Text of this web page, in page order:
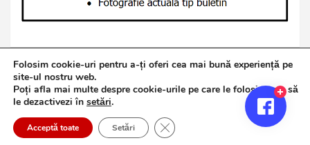
Copyright © 2026Jurnalul de Brăila
Politică de confidențialitate
Theme Horse
Proudly Powered by:WordPress
Folosim cookie-uri pentru a-ți oferi cea mai bună experiență pe
site-ul nostru web.
Poți afla mai multe despre cookie-urile pe care le folosim sau să
le dezactivezi în setări.
Acceptă toate Setări Close GDPR Cookie Banner